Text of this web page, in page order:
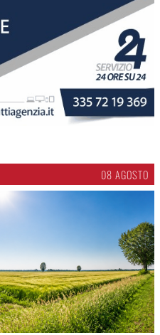
08 AGOSTO